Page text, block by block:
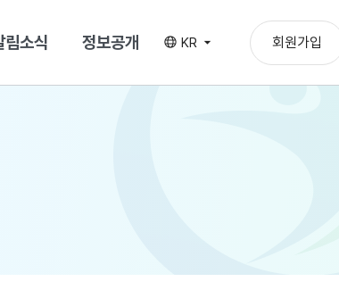
림소식 정보공개 KR 회원가입